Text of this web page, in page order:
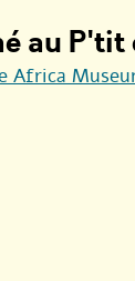
au P'tit
Africa